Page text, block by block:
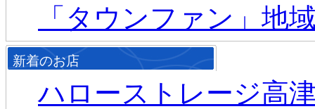
「タウンファン」地
新着のお店
ハローストレージ高